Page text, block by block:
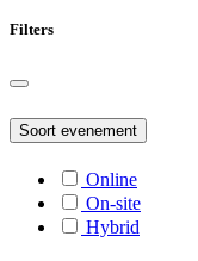
Filters
Soort evenement
Online
On-site
Hybrid